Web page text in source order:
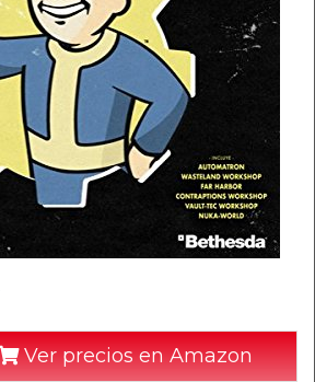
Ver precios en Amazon